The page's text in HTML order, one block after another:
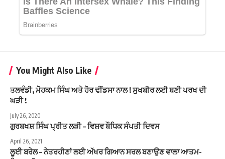
You Might Also Like
ਤਲਵੰਡੀ, ਮੋਹਕਮ ਸਿੰਘ ਅਤੇ ਹੋਰ ਢੀਂਡਸਾ ਨਾਲ ! ਸੁਖਬੀਰ ਲਈ ਬਣੀ ਪਰਖ ਦੀ
ਘੜੀ !
July 26, 2020
ਗੁਰਬਖਸ਼ ਸਿੰਘ ਪ੍ਰੀਤ ਲੜੀ – ਵਿਸ਼ਵ ਬੌਧਿਕ ਸੰਪਤੀ ਦਿਵਸ
April 26, 2021
ਲੂਈ ਬਰੇਲ – ਨੇਤਰਹੀਣਾਂ ਲਈ ਅੱਖਰ ਗਿਆਨ ਸਰਲ ਬਣਾਉਣ ਵਾਲਾ ਆਤਮ-